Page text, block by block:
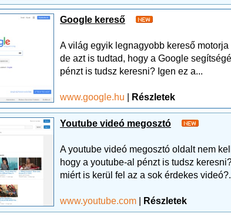
Google kereső
A világ egyik legnagyobb kereső
de azt is tudtad, hogy a Google
pénzt is tudsz keresni? Igen ez a...
www.google.hu Részletek
Youtube videó megosztó
A youtube videó megosztó oldalt nem
hogy a youtube-al pénzt is tudsz
miért is kerül fel az a sok érdekes
www.youtube.com Részletek